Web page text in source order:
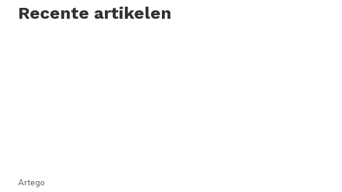
Recente artikelen
Artego